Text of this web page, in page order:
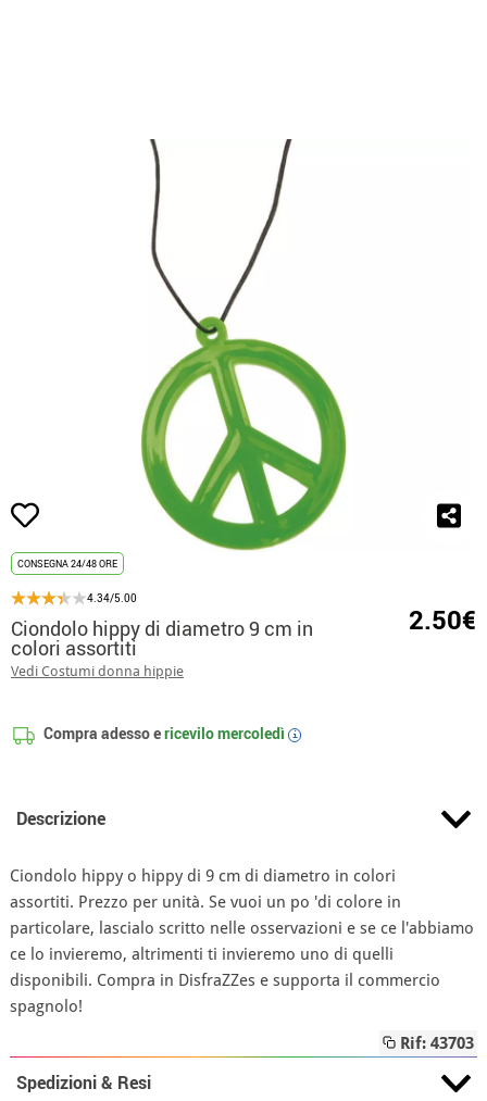
CONSEGNA 24/48 ORE
4.34/5.00
Ciondolo hippy di diametro 9 cm in
colori assortiti
Vedi Costumi donna hippie
2.50€
Compra adesso ericevilomercoledì i
Descrizione
Ciondolo hippy o hippy di 9 cm di diametro in colori
assortiti. Prezzo per unità. Se vuoi un po 'di colore in
particolare, lascialo scritto nelle osservazioni e se ce l'abbiamo
ce lo invieremo, altrimenti ti invieremo uno di quelli
disponibili. Compra in DisfraZZes e supporta il commercio
spagnolo!
Rif: 43703
Spedizioni & Resi